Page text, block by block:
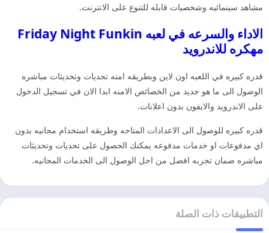
مشاهد سينمائيه وشخصيات قابله للتنوع على الانترنت.
الاداء والسرعه في لعبه Friday Night Funkin
مهكره للاندرويد
قدره كبيره في اللعبه اون لاين وبطريقه امنه تحديات وتحديثات مباشره
الوصول الى ما هو جديد من الخصائص الامنه ابدا الان في تسجيل الدخول
على الاندرويد والايفون بدون اعلانات.
قدره كبيره للوصول الى الاعدادات المتاحه وطريقه استخدام مجانيه بدون
اي مدفوعات او خدمات مدفوعه يمكنك الحصول على تحديات وتحديثات
مباشره ضمان تجربه افضل من اجل الوصول الى الخدمات المجانيه.
التطبيقات ذات الصلة